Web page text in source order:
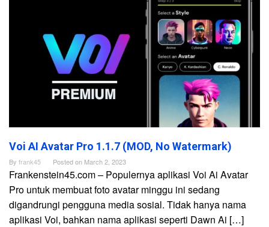
Voi AI Avatar Pro 1.1.7 (MOD, No Watermark)
By frank45 Posted on March 2, 2023
Frankenstein45.com – Populernya aplikasi Voi Ai Avatar
Pro untuk membuat foto avatar minggu ini sedang
digandrungi pengguna media sosial. Tidak hanya nama
aplikasi Voi, bahkan nama aplikasi seperti Dawn Ai […]